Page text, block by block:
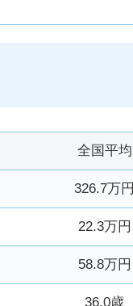
全国平均
326.7万円
22.3万円
58.8万円
36.0歳